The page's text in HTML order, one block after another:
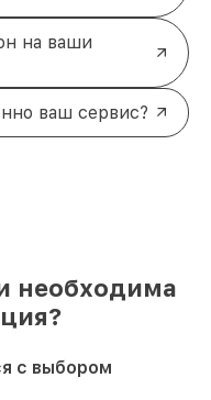
на ваши
ваш сервис?
необходима
с выбором